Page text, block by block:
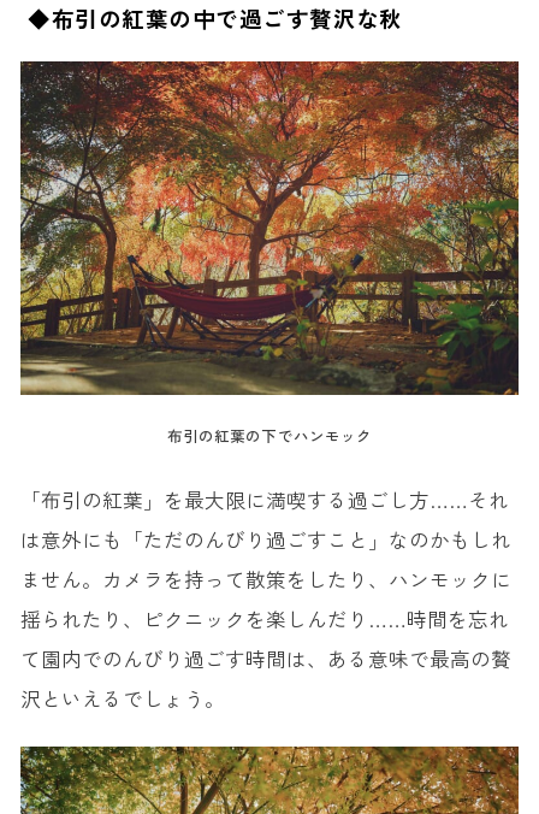
◆布引の紅葉の中で過ごす贅沢な秋
布引の紅葉の下でハンモック
「布引の紅葉」を最大限に満喫する過ごし方……それ
は意外にも「ただのんびり過ごすこと」なのかもしれ
ません。カメラを持って散策をしたり、ハンモックに
揺られたり、ピクニックを楽しんだり……時間を忘れ
て園内でのんびり過ごす時間は、ある意味で最高の贅
沢といえるでしょう。